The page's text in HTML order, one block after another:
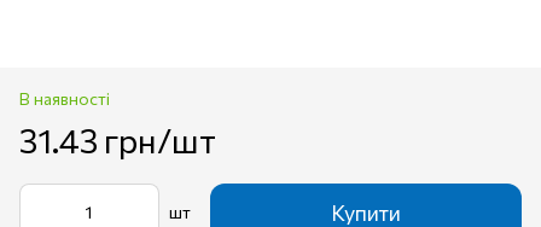
В наявності
31.43 грн/шт
шт Купити